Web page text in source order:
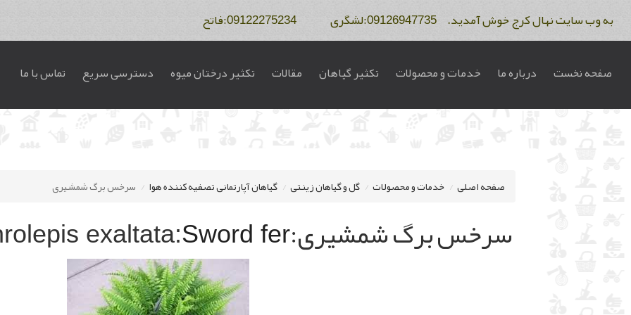
به وب سایت نهال کرج خوش آمدید. 09126947735:لشگری 09122275234:فاتح
صفحه نخست درباره ما خدمات و محصولات تکثیر گیاهان مقالات تکثیر درختان میوه دسترسی سریع تماس با ما
صفحه اصلی خدمات و محصولات گل و گیاهان زینتی گیاهان آپارتمانی تصفیه کننده هوا سرخس برگ شمشیری
سرخس برگ شمشیری: exaltata:Sword fer